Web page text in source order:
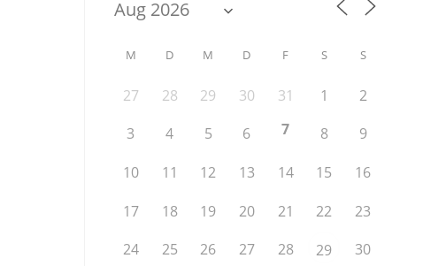
M D M D F S S
27 28 29 30 31 1
2
3
4 5 6 7 8
9
10
11 12 13 14 15
16
17
18 19 20 21 22
23
24
25 26 27 28 29
30